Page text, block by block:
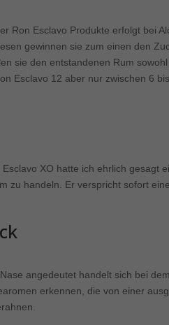
Ron Esclavo Produkte erfolgt bei
gewinnen sie zum einen den
sie den entstandenen Rum
Esclavo 12 aber nur zwischen 6
XO hatte ich ehrlich gesagt
zu handeln. Er verspricht sofort
angedeutet handelt sich bei
erkennen, die von einer